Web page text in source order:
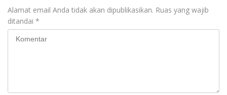
Alamat email Anda tidak akan dipublikasikan. Ruas yang wajib
ditandai *